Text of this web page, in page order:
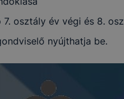
7. osztály év végi és 8.
nyújthatja be.
általánosságban
A cookie-kal